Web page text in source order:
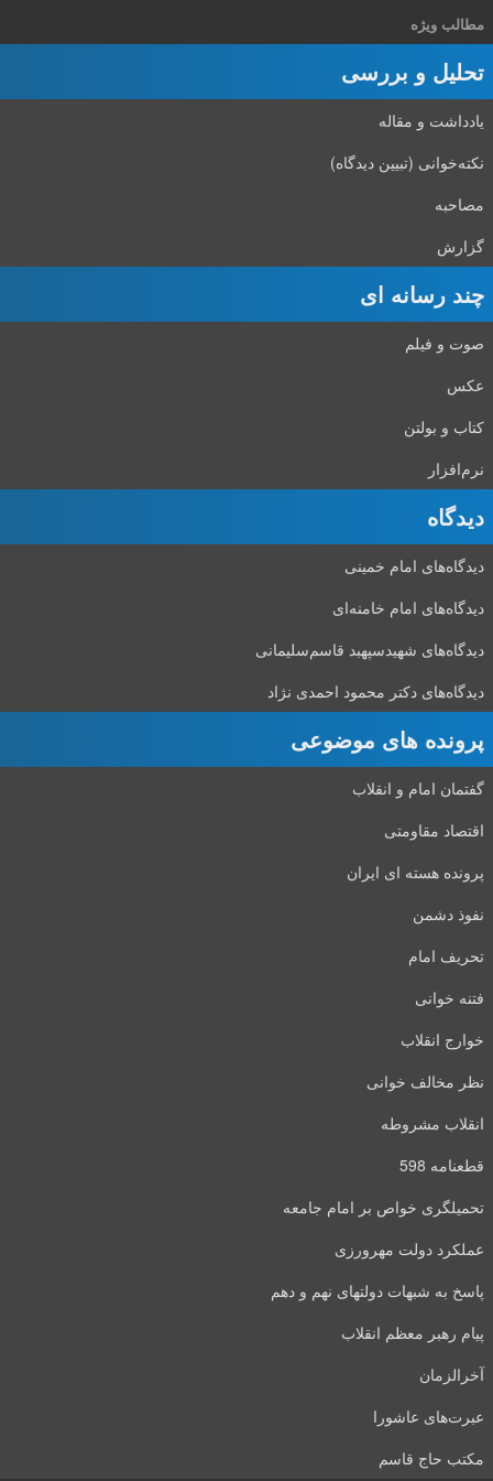
مطالب ویژه
تحلیل و بررسی
یادداشت و مقاله
نکته‌خوانی (تبیین دیدگاه)
مصاحبه
گزارش
چند رسانه ای
صوت و فیلم
عکس
کتاب و بولتن
نرم‌افزار
دیدگاه‌
دیدگاه‌های امام خمینی
دیدگاه‌های امام خامنه‌ای
دیدگاه‌های شهید‌سپهبد قاسم‌سلیمانی
دیدگاه‌های دکتر محمود احمدی نژاد
پرونده های موضوعی
گفتمان امام و انقلاب
اقتصاد مقاومتی
پرونده هسته ای ایران
نفوذ دشمن
تحریف امام
فتنه خوانی
خوارج انقلاب
نظر مخالف خوانی
انقلاب مشروطه
قطعنامه 598
تحمیلگری خواص بر امام جامعه
عملکرد دولت مهرورزی
پاسخ به شبهات دولتهای نهم و دهم
پیام رهبر معظم انقلاب
آخرالزمان
عبرت‌های عاشورا
مکتب حاج قاسم